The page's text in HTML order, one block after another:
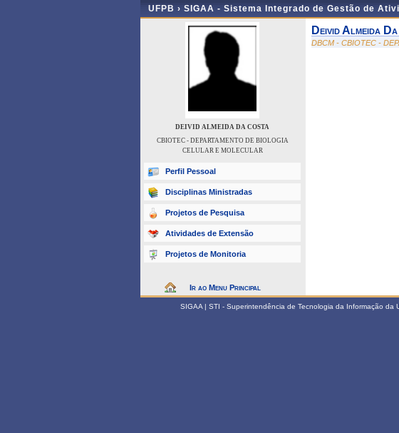
UFPB › SIGAA - Sistema Integrado de Gestão de
DEIVID ALMEIDA DA COSTA
CBIOTEC - DEPARTAMENTO DE BIOLOGIA
CELULAR E MOLECULAR
Perfil Pessoal
Disciplinas Ministradas
Projetos de Pesquisa
Atividades de Extensão
Projetos de Monitoria
Ir ao Menu Principal
Deivid Almeida
DBCM - CBIOTEC -
SIGAA | STI - Superintendência de Tecnologia da Informação